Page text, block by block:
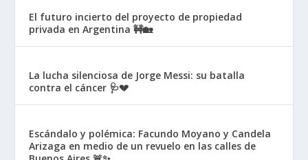
El futuro incierto del proyecto de propiedad
privada en Argentina 🚧🏡
La lucha silenciosa de Jorge Messi: su batalla
contra el cáncer 🩺💔
Escándalo y polémica: Facundo Moyano y Candela
Arizaga en medio de un revuelo en las calles de